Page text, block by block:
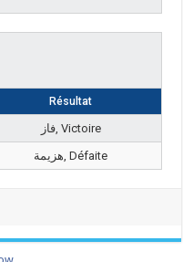
Résultat
فاز, Victoire
هزيمة, Défaite